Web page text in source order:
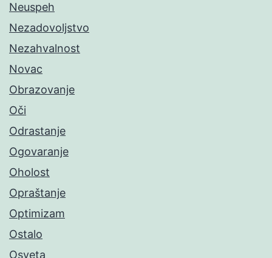
Neuspeh
Nezadovoljstvo
Nezahvalnost
Novac
Obrazovanje
Oči
Odrastanje
Ogovaranje
Oholost
Opraštanje
Optimizam
Ostalo
Osveta